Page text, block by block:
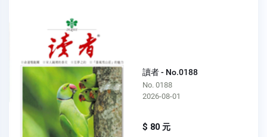
讀者 - No.0188
No. 0188
2026-08-01
$ 80 元